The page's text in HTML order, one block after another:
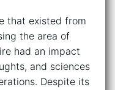
that existed from
the area of
had an impact
and sciences
Despite its